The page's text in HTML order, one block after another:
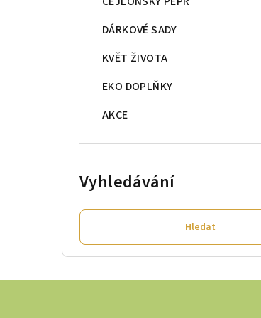
DÁRKOVÉ SADY
KVĚT ŽIVOTA
EKO DOPLŇKY
AKCE
Vyhledávání
Hledat